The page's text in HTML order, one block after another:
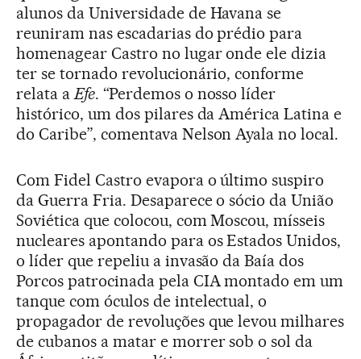
alunos da Universidade de Havana se
reuniram nas escadarias do prédio para
homenagear Castro no lugar onde ele dizia
ter se tornado revolucionário, conforme
relata a Efe. “Perdemos o nosso líder
histórico, um dos pilares da América Latina e
do Caribe”, comentava Nelson Ayala no local.
Com Fidel Castro evapora o último suspiro
da Guerra Fria. Desaparece o sócio da União
Soviética que colocou, com Moscou, mísseis
nucleares apontando para os Estados Unidos,
o líder que repeliu a invasão da Baía dos
Porcos patrocinada pela CIA montado em um
tanque com óculos de intelectual, o
propagador de revoluções que levou milhares
de cubanos a matar e morrer sob o sol da